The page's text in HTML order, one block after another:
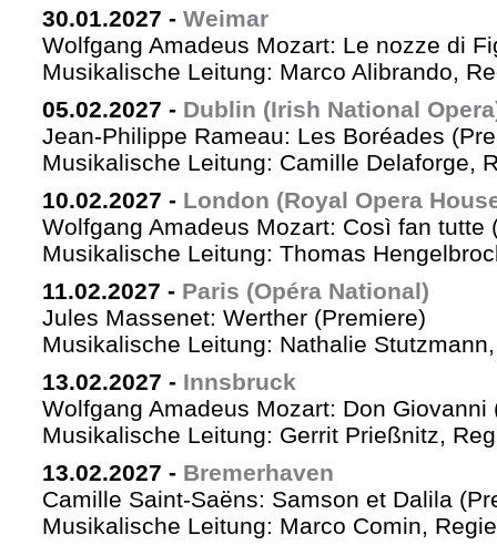
30.01.2027 - Weimar
Wolfgang Amadeus Mozart: Le nozze di
Musikalische Leitung: Marco Alibrando,
05.02.2027 - Dublin (Irish National
Jean-Philippe Rameau: Les Boréades
Musikalische Leitung: Camille Delaforge,
10.02.2027 - London (Royal Opera
Wolfgang Amadeus Mozart: Così fan tutte
Musikalische Leitung: Thomas
11.02.2027 - Paris (Opéra National)
Jules Massenet: Werther (Premiere)
Musikalische Leitung: Nathalie
13.02.2027 - Innsbruck
Wolfgang Amadeus Mozart: Don Giovanni
Musikalische Leitung: Gerrit Prießnitz,
13.02.2027 - Bremerhaven
Camille Saint-Saëns: Samson et Dalila
Musikalische Leitung: Marco Comin,